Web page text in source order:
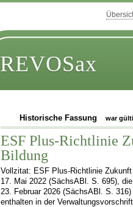
REVOSax
Historische Fassung war
ESF Plus-Richtlinie
Bildung
Vollzitat: ESF Plus-Richtlinie
17. Mai 2022 (SächsABl. S. 695),
23. Februar 2026 (SächsABl. S.
enthalten in der